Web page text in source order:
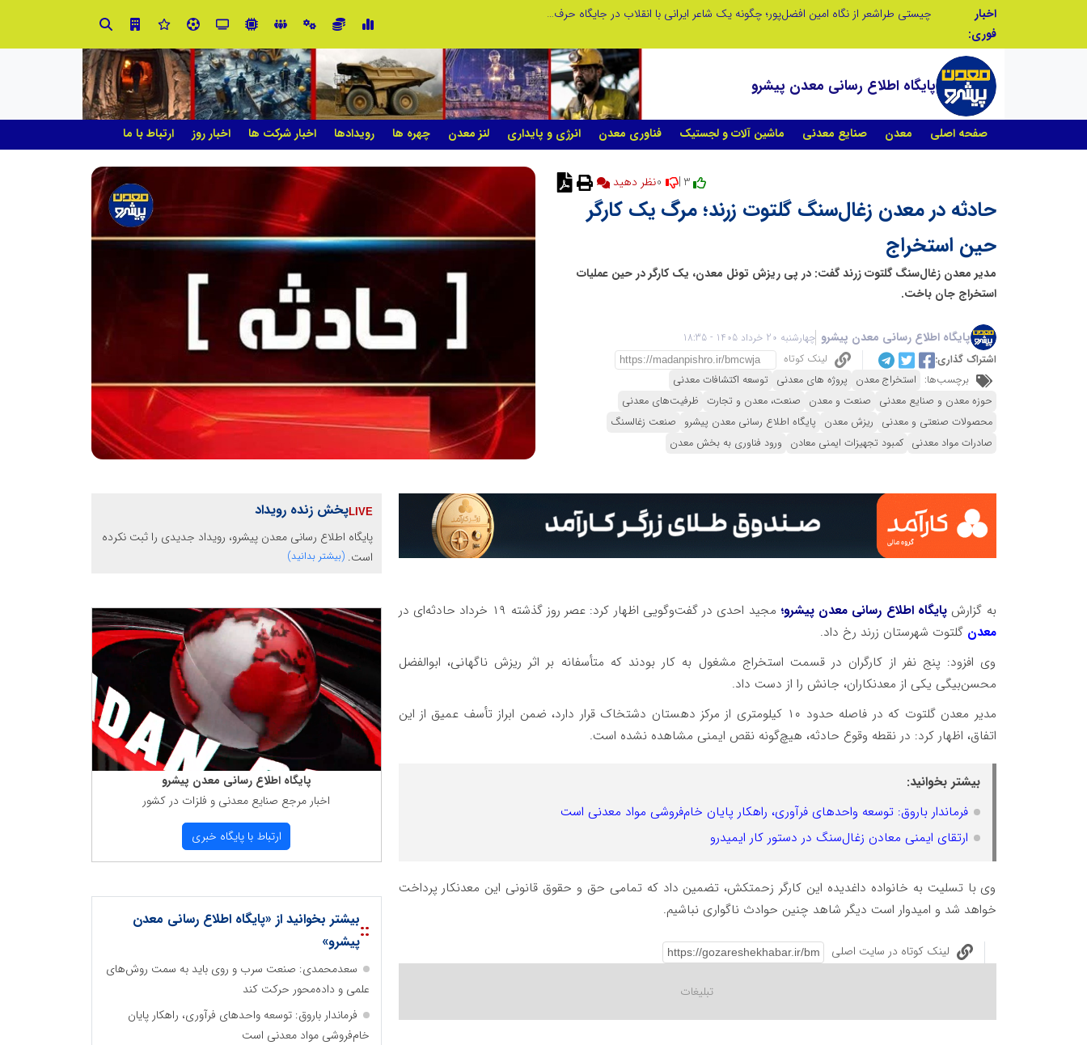
اخبار
فوری:
چیستی طراشعر از نگاه امین افضل‌پور؛ چگونه یک شاعر ایرانی با انقلاب در جایگاه حرف، شعر را از متن خطی به میدان ادراک بصری تبدیل کرد؟
پایگاه اطلاع رسانی معدن پیشرو
صفحه اصلی معدن صنایع معدنی ماشین آلات و لجستیک فناوری معدن انرژی و پایداری لنز معدن چهره ها رویدادها اخبار شرکت ها اخبار روز ارتباط با ما
3 | نظر دهید
حادثه در معدن زغال‌سنگ گلتوت زرند؛ مرگ یک کارگر
حین استخراج
مدیر معدن زغال‌سنگ گلتوت زرند گفت: در پی ریزش تونل معدن، یک کارگر در حین عملیات
استخراج جان باخت.
پایگاه اطلاع رسانی معدن پیشرو چهارشنبه 20 خرداد 1405 - 18:35
اشتراک گذاری:
لینک کوتاه
برچسب‌ها: استخراج معدن پروژه های معدنی توسعه اکتشافات معدنی
حوزه معدن و صنایع معدنی صنعت و معدن صنعت، معدن و تجارت ظرفیت‌های معدنی
محصولات صنعتی و معدنی ریزش معدن پایگاه اطلاع رسانی معدن پیشرو صنعت زغالسنگ
صادرات مواد معدنی کمبود تجهیزات ایمنی معادن ورود فناوری به بخش معدن
به گزارش پایگاه اطلاع رسانی معدن پیشرو؛ مجید احدی در گفت‌وگویی اظهار کرد: عصر روز گذشته ۱۹ خرداد حادثه‌ای در
معدن گلتوت شهرستان زرند رخ داد.
وی افزود: پنج نفر از کارگران در قسمت استخراج مشغول به کار بودند که متأسفانه بر اثر ریزش ناگهانی، ابوالفضل
محسن‌بیگی یکی از معدنکاران، جانش را از دست داد.
مدیر معدن گلتوت که در فاصله حدود ۱۰ کیلومتری از مرکز دهستان دشتخاک قرار دارد، ضمن ابراز تأسف عمیق از این
اتفاق، اظهار کرد: در نقطه وقوع حادثه، هیچ‌گونه نقص ایمنی مشاهده نشده است.
بیشتر بخوانید:
فرماندار باروق: توسعه واحدهای فرآوری، راهکار پایان خام‌فروشی مواد معدنی است
ارتقای ایمنی معادن زغال‌سنگ در دستور کار ایمیدرو
وی با تسلیت به خانواده داغدیده این کارگر زحمتکش، تضمین داد که تمامی حق و حقوق قانونی این معدنکار پرداخت
خواهد شد و امیدوار است دیگر شاهد چنین حوادث ناگواری نباشیم.
لینک کوتاه در سایت اصلی
پخش زنده رویداد
پایگاه اطلاع رسانی معدن پیشرو، رویداد جدیدی را ثبت نکرده
است. (بیشتر بدانید)
پایگاه اطلاع رسانی معدن پیشرو
اخبار مرجع صنایع معدنی و فلزات در كشور
ارتباط با پایگاه خبری
::بیشتر بخوانید از «پایگاه اطلاع رسانی معدن
پیشرو»
سعدمحمدی: صنعت سرب و روی باید به سمت روش‌های
علمی و داده‌محور حرکت کند
فرماندار باروق: توسعه واحدهای فرآوری، راهکار پایان
خام‌فروشی مواد معدنی است